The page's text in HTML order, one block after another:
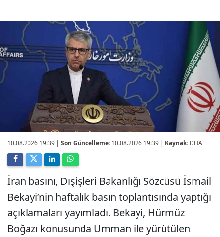
10.08.2026 19:39 | Son Güncelleme: 10.08.2026 19:39 | Kaynak: DHA
İran basını, Dışişleri Bakanlığı Sözcüsü İsmail
Bekayi’nin haftalık basın toplantısında yaptığı
açıklamaları yayımladı. Bekayi, Hürmüz
Boğazı konusunda Umman ile yürütülen